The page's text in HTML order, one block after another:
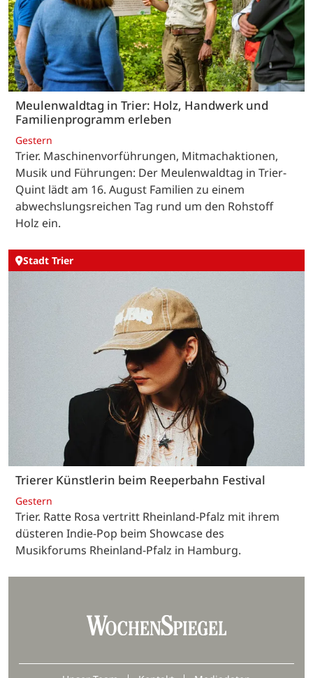
Meulenwaldtag in Trier: Holz, Handwerk und
Familienprogramm erleben
Gestern
Trier. Maschinenvorführungen, Mitmachaktionen,
Musik und Führungen: Der Meulenwaldtag in Trier-
Quint lädt am 16. August Familien zu einem
abwechslungsreichen Tag rund um den Rohstoff
Holz ein.
Stadt Trier
Trierer Künstlerin beim Reeperbahn Festival
Gestern
Trier. Ratte Rosa vertritt Rheinland-Pfalz mit ihrem
düsteren Indie-Pop beim Showcase des
Musikforums Rheinland-Pfalz in Hamburg.